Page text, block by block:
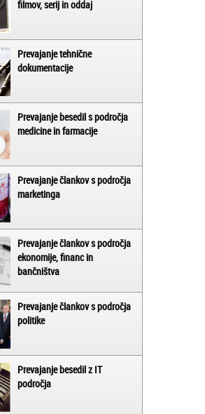
filmov, serij in oddaj
Prevajanje tehnične
dokumentacije
Prevajanje besedil s področja
medicine in farmacije
Prevajanje člankov s področja
marketinga
Prevajanje člankov s področja
ekonomije, financ in
bančništva
Prevajanje člankov s področja
politike
Prevajanje besedil z IT
področja